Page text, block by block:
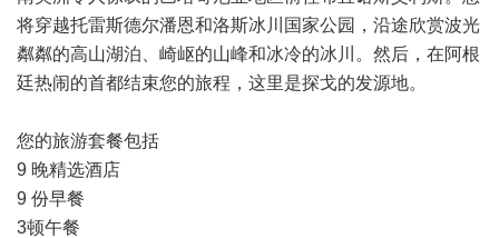
将穿越托雷斯德尔潘恩和洛斯冰川国家公园，沿途欣赏波光
粼粼的高山湖泊、崎岖的山峰和冰冷的冰川。然后，在阿根
廷热闹的首都结束您的旅程，这里是探戈的发源地。
您的旅游套餐包括
9 晚精选酒店
9 份早餐
3顿午餐